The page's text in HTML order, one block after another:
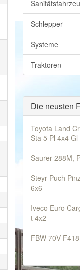
Schlepper
Systeme
Traktoren
Die neusten
Toyota Land
Sta 5 Pl 4x4 Gl
Saurer 288M,
Steyr Puch
6x6
Iveco Euro
t 4x2
FBW 70V-